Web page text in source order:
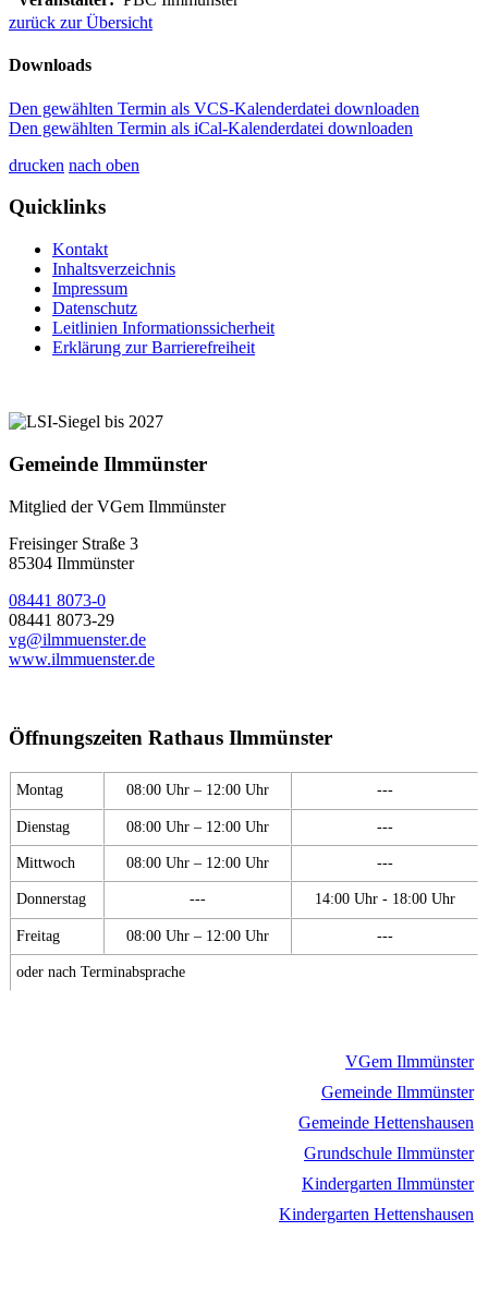
zurück zur Übersicht
Downloads
Den gewählten Termin als VCS-Kalenderdatei downloaden
Den gewählten Termin als iCal-Kalenderdatei downloaden
drucken nach oben
Quicklinks
Kontakt
Inhaltsverzeichnis
Impressum
Datenschutz
Leitlinien Informationssicherheit
Erklärung zur Barrierefreiheit
Gemeinde Ilmmünster
Mitglied der VGem Ilmmünster
Freisinger Straße 3
85304 Ilmmünster
08441 8073-0
08441 8073-29
vg@ilmmuenster.de
www.ilmmuenster.de
Öffnungszeiten Rathaus Ilmmünster
Montag 08:00 Uhr – 12:00 Uhr ---
Dienstag 08:00 Uhr – 12:00 Uhr ---
Mittwoch 08:00 Uhr – 12:00 Uhr ---
Donnerstag --- 14:00 Uhr - 18:00 Uhr
Freitag 08:00 Uhr – 12:00 Uhr ---
oder nach Terminabsprache
VGem Ilmmünster
Gemeinde Ilmmünster
Gemeinde Hettenshausen
Grundschule Ilmmünster
Kindergarten Ilmmünster
Kindergarten Hettenshausen